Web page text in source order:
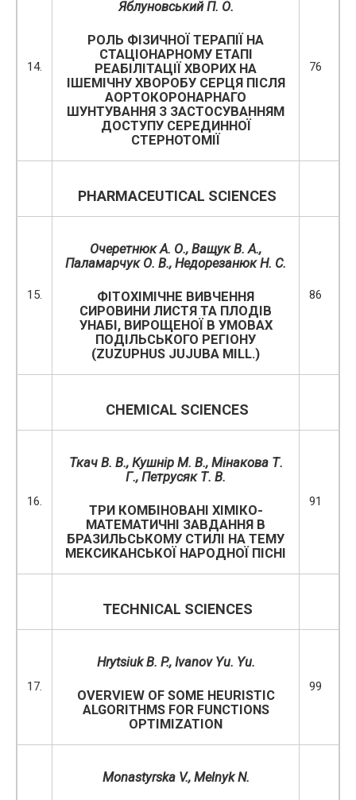
14.
Яблуновський П. О.
РОЛЬ ФІЗИЧНОЇ ТЕРАПІЇ НА
СТАЦІОНАРНОМУ ЕТАПІ
РЕАБІЛІТАЦІЇ ХВОРИХ НА
ІШЕМІЧНУ ХВОРОБУ СЕРЦЯ ПІСЛЯ
АОРТОКОРОНАРНАГО
ШУНТУВАННЯ З ЗАСТОСУВАННЯМ
ДОСТУПУ СЕРЕДИННОЇ
СТЕРНОТОМІЇ
76
PHARMACEUTICAL SCIENCES
15.
Очеретнюк А. О., Ващук В. А.,
Паламарчук О. В., Недорезанюк Н. С.
ФІТОХІМІЧНЕ ВИВЧЕННЯ
СИРОВИНИ ЛИСТЯ ТА ПЛОДІВ
УНАБІ, ВИРОЩЕНОЇ В УМОВАХ
ПОДІЛЬСЬКОГО РЕГІОНУ
(ZUZUPHUS JUJUBA MILL.)
86
CHEMICAL SCIENCES
16.
Ткач В. В., Кушнір М. В., Мінакова Т.
Г., Петрусяк Т. В.
ТРИ КОМБІНОВАНІ ХІМІКО-
МАТЕМАТИЧНІ ЗАВДАННЯ В
БРАЗИЛЬСЬКОМУ СТИЛІ НА ТЕМУ
МЕКСИКАНСЬКОЇ НАРОДНОЇ ПІСНІ
91
TECHNICAL SCIENCES
17.
Hrytsiuk B. P., Ivanov Yu. Yu.
OVERVIEW OF SOME HEURISTIC
ALGORITHMS FOR FUNCTIONS
OPTIMIZATION
99
Monastyrska V., Melnyk N.